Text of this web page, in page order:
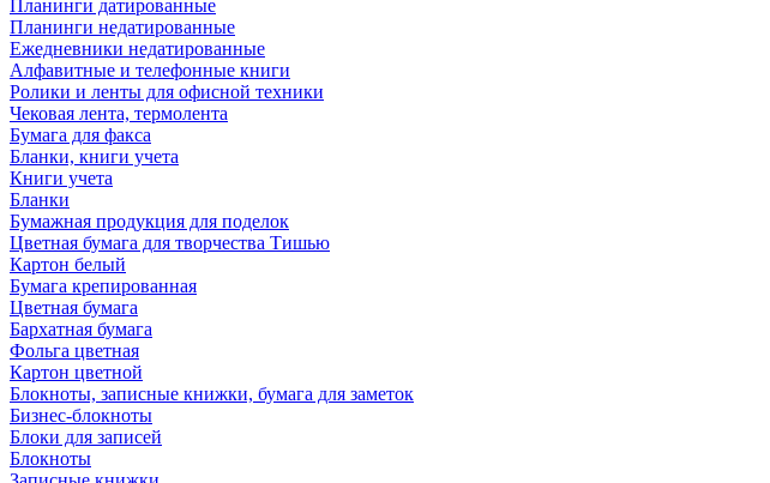
Планинги датированные
Планинги недатированные
Ежедневники недатированные
Алфавитные и телефонные книги
Ролики и ленты для офисной техники
Чековая лента, термолента
Бумага для факса
Бланки, книги учета
Книги учета
Бланки
Бумажная продукция для поделок
Цветная бумага для творчества Тишью
Картон белый
Бумага крепированная
Цветная бумага
Бархатная бумага
Фольга цветная
Картон цветной
Блокноты, записные книжки, бумага для заметок
Бизнес-блокноты
Блоки для записей
Блокноты